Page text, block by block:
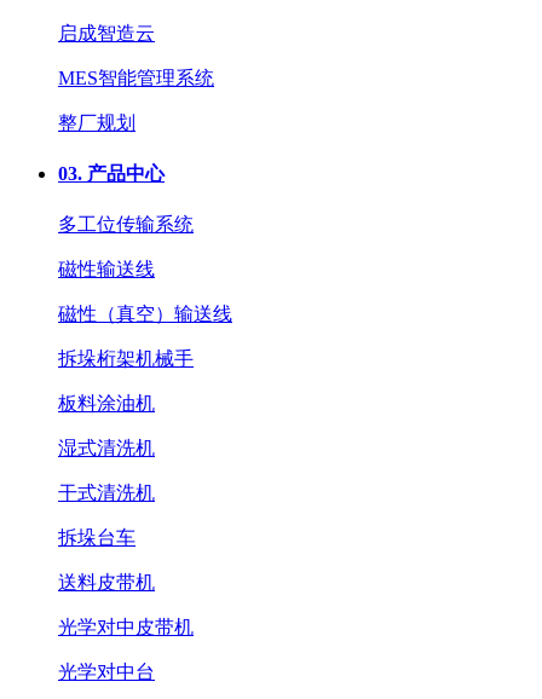
启成智造云
MES智能管理系统
整厂规划
03. 产品中心
多工位传输系统
磁性输送线
磁性（真空）输送线
拆垛桁架机械手
板料涂油机
湿式清洗机
干式清洗机
拆垛台车
送料皮带机
光学对中皮带机
光学对中台